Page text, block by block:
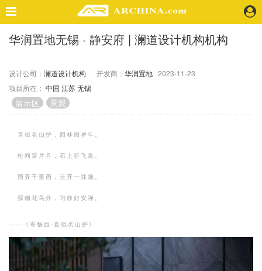
精选案例
景 观
室 内
视 频
业 界
机 构
人 物
快速搜索
企业招聘
华润置地无锡 · 静安府 | 澜道设计机构机构
设计公司： 澜道设计机构 开发商： 华润置地 2023-11-23
项目所在： 中国 江苏无锡
展示区 景观
直似名山护，园林阅岁年。
松间穿片月，石上听飞泉。
雨弄千重画，云开一抹烟。
探幽花鸟外，习静好安禅。
——《寄畅园·直似名山护》